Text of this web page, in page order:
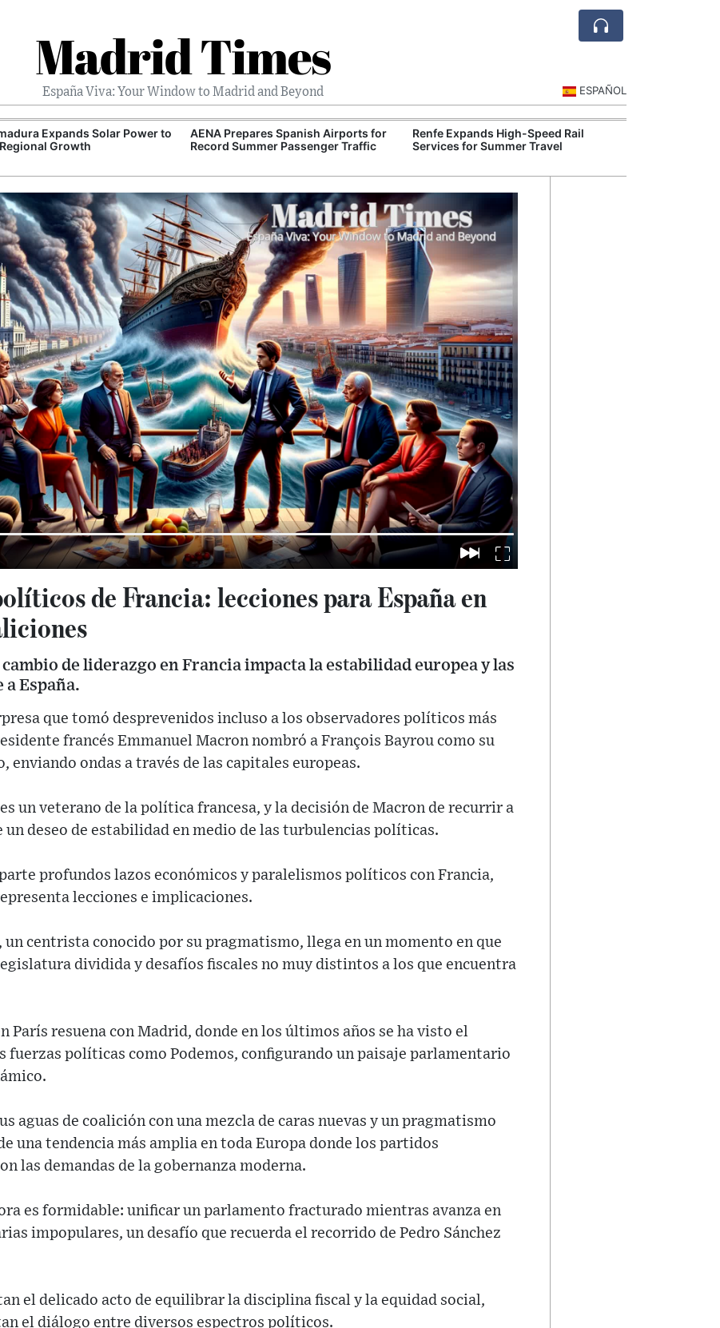
Madrid Times
España Viva: Your Window to Madrid and Beyond ESPAÑOL
Expands Solar Power to
Growth
AENA Prepares Spanish Airports for
Record Summer Passenger Traffic
Renfe Expands High-Speed Rail
Services for Summer Travel
de Francia: lecciones para España en
de liderazgo en Francia impacta la estabilidad europea y las
a España.
que tomó desprevenidos incluso a los observadores políticos más
francés Emmanuel Macron nombró a François Bayrou como su
ondas a través de las capitales europeas.
un veterano de la política francesa, y la decisión de Macron de recurrir a
un deseo de estabilidad en medio de las turbulencias políticas.
profundos lazos económicos y paralelismos políticos con Francia,
lecciones e implicaciones.
un centrista conocido por su pragmatismo, llega en un momento en que
dividida y desafíos fiscales no muy distintos a los que encuentra
París resuena con Madrid, donde en los últimos años se ha visto el
fuerzas políticas como Podemos, configurando un paisaje parlamentario
aguas de coalición con una mezcla de caras nuevas y un pragmatismo
una tendencia más amplia en toda Europa donde los partidos
las demandas de la gobernanza moderna.
es formidable: unificar un parlamento fracturado mientras avanza en
impopulares, un desafío que recuerda el recorrido de Pedro Sánchez
el delicado acto de equilibrar la disciplina fiscal y la equidad social,
el diálogo entre diversos espectros políticos.